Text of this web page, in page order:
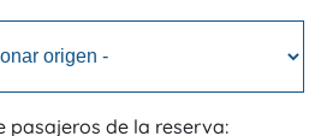
pasajeros de la reserva: